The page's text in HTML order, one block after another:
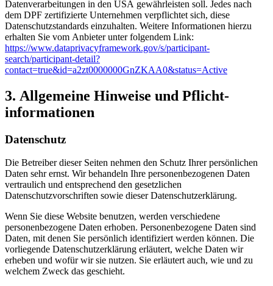
Datenverarbeitungen in den USA gewährleisten soll. Jedes nach
dem DPF zertifizierte Unternehmen verpflichtet sich, diese
Datenschutzstandards einzuhalten. Weitere Informationen hierzu
erhalten Sie vom Anbieter unter folgendem Link:
https://www.dataprivacyframework.gov/s/participant-
search/participant-detail?
contact=true&id=a2zt0000000GnZKAA0&status=Active
3. Allgemeine Hinweise und Pflicht­
informationen
Datenschutz
Die Betreiber dieser Seiten nehmen den Schutz Ihrer persönlichen
Daten sehr ernst. Wir behandeln Ihre personenbezogenen Daten
vertraulich und entsprechend den gesetzlichen
Datenschutzvorschriften sowie dieser Datenschutzerklärung.
Wenn Sie diese Website benutzen, werden verschiedene
personenbezogene Daten erhoben. Personenbezogene Daten sind
Daten, mit denen Sie persönlich identifiziert werden können. Die
vorliegende Datenschutzerklärung erläutert, welche Daten wir
erheben und wofür wir sie nutzen. Sie erläutert auch, wie und zu
welchem Zweck das geschieht.